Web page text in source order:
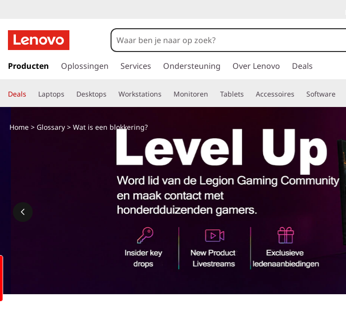
a
a
r
e
Producten Oplossingen Services Ondersteuning Over Lenovo Deals
Deals Laptops Desktops Workstations Monitoren Tablets Accessoires Software
Home> Glossary> Wat is een blokkering?